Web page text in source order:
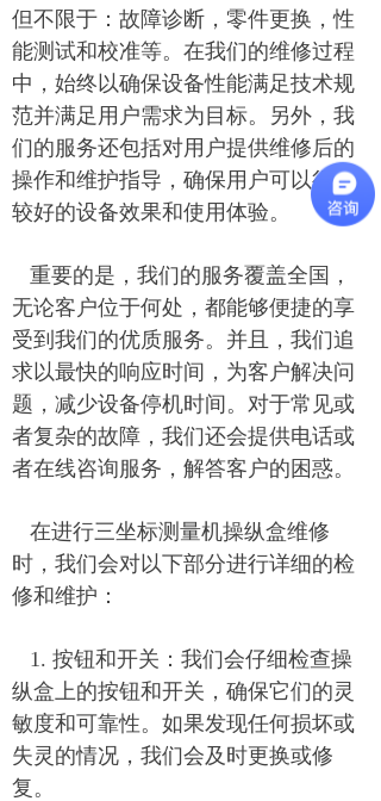
但不限于：故障诊断，零件更换，性
能测试和校准等。在我们的维修过程
中，始终以确保设备性能满足技术规
范并满足用户需求为目标。另外，我
们的服务还包括对用户提供维修后的
操作和维护指导，确保用户可以得到
较好的设备效果和使用体验。
重要的是，我们的服务覆盖全国，
无论客户位于何处，都能够便捷的享
受到我们的优质服务。并且，我们追
求以最快的响应时间，为客户解决问
题，减少设备停机时间。对于常见或
者复杂的故障，我们还会提供电话或
者在线咨询服务，解答客户的困惑。
在进行三坐标测量机操纵盒维修
时，我们会对以下部分进行详细的检
修和维护：
1. 按钮和开关：我们会仔细检查操
纵盒上的按钮和开关，确保它们的灵
敏度和可靠性。如果发现任何损坏或
失灵的情况，我们会及时更换或修
复。